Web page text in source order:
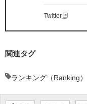
Twitter
関連タグ
ランキング（Ranking）